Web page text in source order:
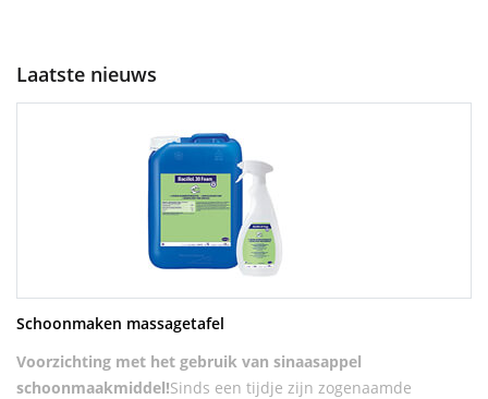
Laatste nieuws
Schoonmaken massagetafel
Voorzichting met het gebruik van sinaasappel
schoonmaakmiddel!Sinds een tijdje zijn zogenaamde